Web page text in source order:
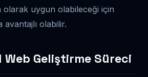
olarak uygun olabileceği için
avantajlı olabilir.
Geliştirme Süreci